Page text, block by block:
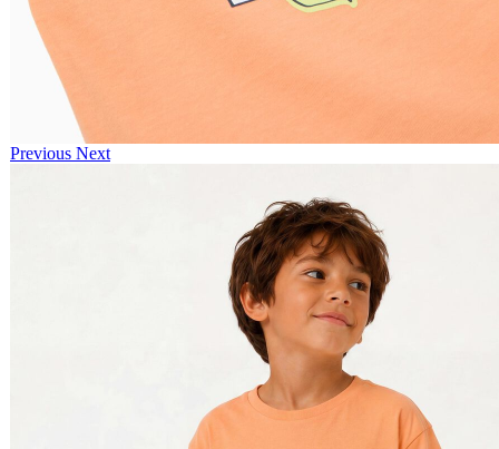
Previous Next